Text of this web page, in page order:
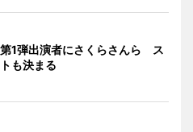
第1弾出演者にさくらさんら ス
も決まる